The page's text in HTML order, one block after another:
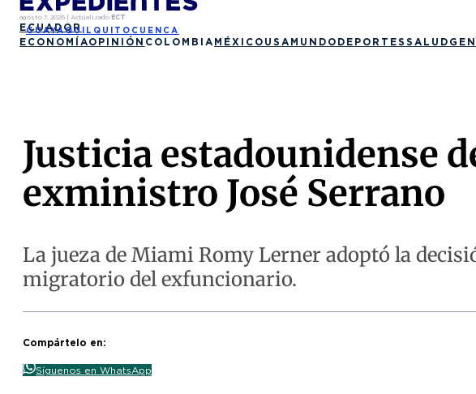
agosto 7, 2026 | Actualizado ECT
ECUADOR
GUAYAQUIL QUITO CUENCA
ECONOMÍAOPINIÓN COLOMBIA MÉXICO USA MUNDO DEPORTES SALUD
Justicia estadounidense
exministro José Serrano
La jueza de Miami Romy Lerner adoptó la
migratorio del exfuncionario.
Compártelo en:
Síguenos en WhatsApp